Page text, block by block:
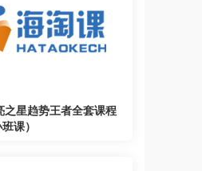
之星趋势王者全套课程
课）